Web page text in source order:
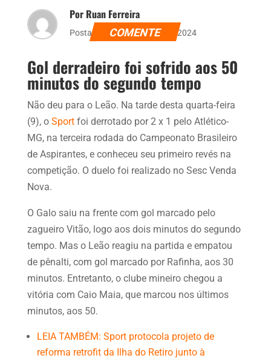
Por Ruan Ferreira
Postado dia 9 de outubro de 2024
COMENTE
Gol derradeiro foi sofrido aos 50
minutos do segundo tempo
Não deu para o Leão. Na tarde desta quarta-feira
(9), o Sportfoi derrotado por 2 x 1 pelo Atlético-
MG, na terceira rodada do Campeonato Brasileiro
de Aspirantes, e conheceu seu primeiro revés na
competição. O duelo foi realizado no Sesc Venda
Nova.
O Galo saiu na frente com gol marcado pelo
zagueiro Vitão, logo aos dois minutos do segundo
tempo. Mas o Leão reagiu na partida e empatou
de pênalti, com gol marcado por Rafinha, aos 30
minutos. Entretanto, o clube mineiro chegou a
vitória com Caio Maia, que marcou nos últimos
minutos, aos 50.
LEIA TAMBÉM: Sport protocola projeto de
reforma retrofit da Ilha do Retiro junto à